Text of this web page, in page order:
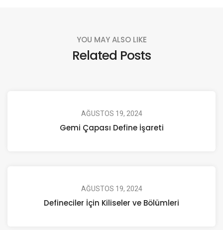
YOU MAY ALSO LIKE
Related Posts
AĞUSTOS 19, 2024
Gemi Çapası Define İşareti
AĞUSTOS 19, 2024
Defineciler İçin Kiliseler ve Bölümleri